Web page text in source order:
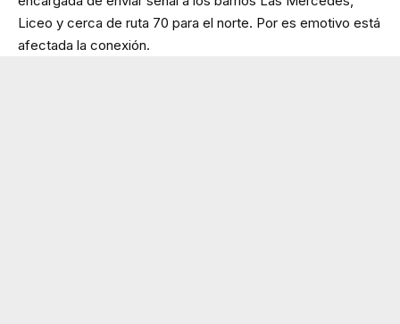
Liceo y cerca de ruta 70 para el norte. Por es emotivo está
afectada la conexión.